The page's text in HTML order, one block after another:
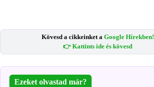
Kövesd a cikkeinket a Google Hírekben!
👉 Kattints ide és kövesd
Ezeket olvastad már?